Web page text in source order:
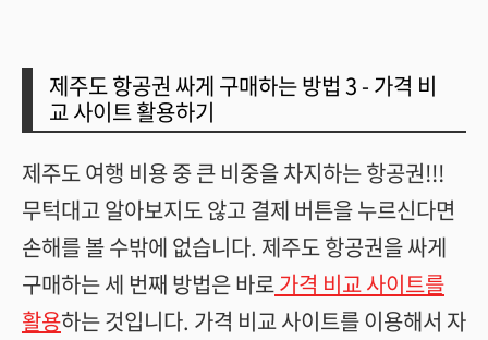
제주도 항공권 싸게 구매하는 방법 3 - 가격 비
교 사이트 활용하기
제주도 여행 비용 중 큰 비중을 차지하는 항공권!!!
무턱대고 알아보지도 않고 결제 버튼을 누르신다면
손해를 볼 수밖에 없습니다. 제주도 항공권을 싸게
구매하는 세 번째 방법은 바로가격 비교 사이트를
활용하는 것입니다. 가격 비교 사이트를 이용해서 자